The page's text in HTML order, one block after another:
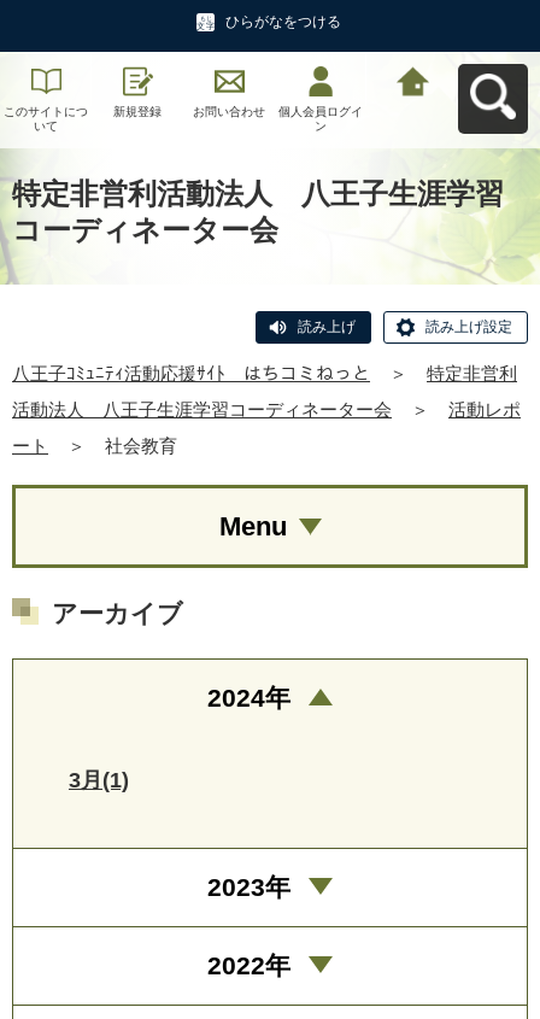
ひらがなをつける
このサイトにつ
いて
新規登録 お問い合わせ
個人会員ログイ
ン
特定非営利活動法人 八王子生涯学習
コーディネーター会
読み上げ 読み上げ設定
八王子ｺﾐｭﾆﾃｨ活動応援ｻｲﾄ はちコミねっと ＞
特定非営利
活動法人 八王子生涯学習コーディネーター会
＞
活動レポ
ート
＞ 社会教育
Menu
アーカイブ
2024年
3月(1)
2023年
2022年